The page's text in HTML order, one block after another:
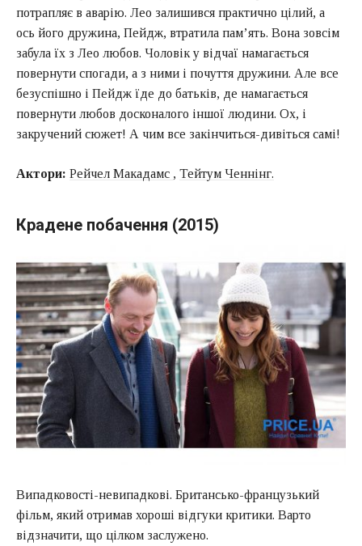
потрапляє в аварію. Лео залишився практично цілий, а
ось його дружина, Пейдж, втратила пам’ять. Вона зовсім
забула їх з Лео любов. Чоловік у відчаї намагається
повернути спогади, а з ними і почуття дружини. Але все
безуспішно і Пейдж їде до батьків, де намагається
повернути любов досконалого іншої людини. Ох, і
закручений сюжет! А чим все закінчиться-дивіться самі!
Актори: Рейчел Макадамс , Тейтум Ченнінг.
Крадене побачення (2015)
Випадковості-невипадкові. Британсько-французький
фільм, який отримав хороші відгуки критики. Варто
відзначити, що цілком заслужено.